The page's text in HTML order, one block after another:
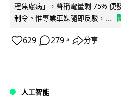
程焦慮病」，聲稱電量剩 75% 便
制令。惟專業車媒隨即反駁，...
629 279 ↗ 分享
人工智能